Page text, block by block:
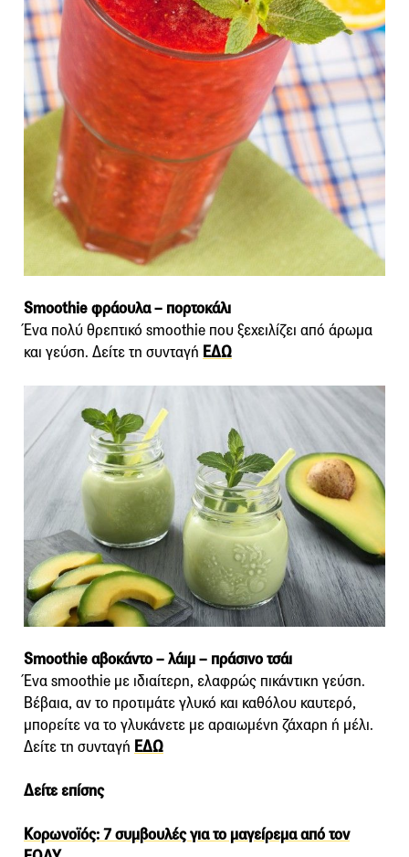
Smoothie φράουλα – πορτοκάλι
Ένα πολύ θρεπτικό smoothie που ξεχειλίζει από άρωμα
και γεύση. Δείτε τη συνταγή ΕΔΩ
Smoothie αβοκάντο – λάιμ – πράσινο τσάι
Ένα smoothie με ιδιαίτερη, ελαφρώς πικάντικη γεύση.
Βέβαια, αν το προτιμάτε γλυκό και καθόλου καυτερό,
μπορείτε να το γλυκάνετε με αραιωμένη ζάχαρη ή μέλι.
Δείτε τη συνταγή ΕΔΩ
Δείτε επίσης
Κορωνοϊός: 7 συμβουλές για το μαγείρεμα από τον